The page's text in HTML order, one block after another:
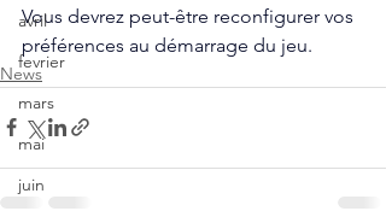
avril
fevrier
mars
mai
juin
Vous devrez peut-être reconfigurer vos
préférences au démarrage du jeu.
News